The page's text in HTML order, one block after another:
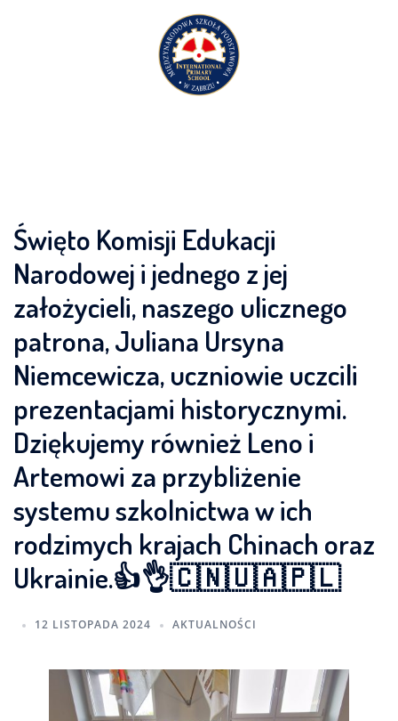
Święto Komisji Edukacji
Narodowej i jednego z jej
założycieli, naszego ulicznego
patrona, Juliana Ursyna
Niemcewicza, uczniowie uczcili
prezentacjami historycznymi.
Dziękujemy również Leno i
Artemowi za przybliżenie
systemu szkolnictwa w ich
rodzimych krajach Chinach oraz
Ukrainie.👍👌🇨🇳🇺🇦🇵🇱
12 LISTOPADA 2024 AKTUALNOŚCI